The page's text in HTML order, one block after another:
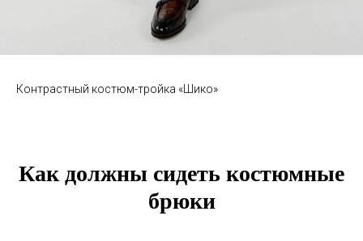
Контрастный костюм-тройка «Шико»
Как должны сидеть костюмные
брюки